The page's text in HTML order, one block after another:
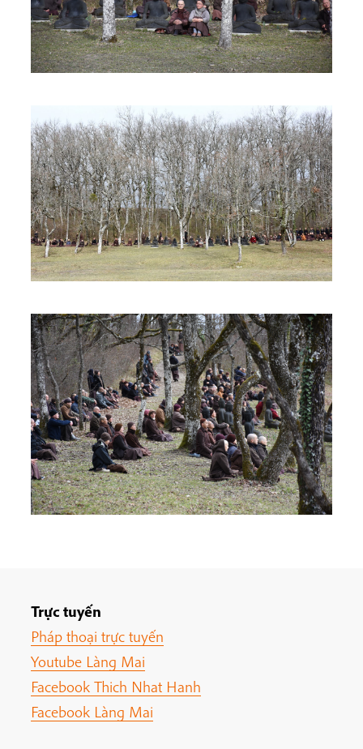
Trực tuyến
Pháp thoại trực tuyến
Youtube Làng Mai
Facebook Thich Nhat Hanh
Facebook Làng Mai